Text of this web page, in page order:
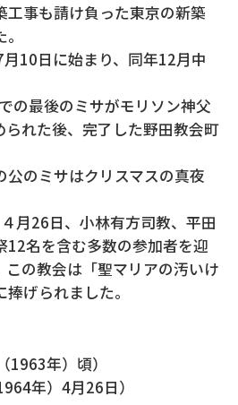
工事も請け負った東京の新築
10日に始まり、同年12月中
の最後のミサがモリソン神父
られた後、完了した野田教会町
公のミサはクリスマスの真夜
月26日、小林有方司教、平田
12名を含む多数の参加者を迎
この教会は「聖マリアの汚いけ
げられました。
1963年）頃）
年）4月26日）